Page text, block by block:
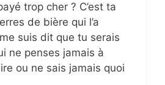
trop cher ? C’est ta
de bière qui l’a
suis dit que tu serais
ne penses jamais à
ou ne sais jamais quoi